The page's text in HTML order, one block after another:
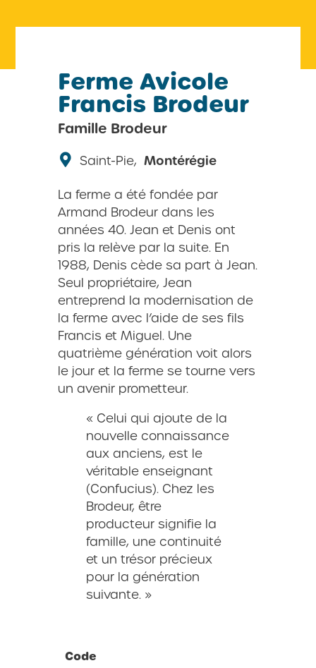
Ferme Avicole
Francis Brodeur
Famille Brodeur
Saint-Pie, Montérégie
La ferme a été fondée par
Armand Brodeur dans les
années 40. Jean et Denis ont
pris la relève par la suite. En
1988, Denis cède sa part à Jean.
Seul propriétaire, Jean
entreprend la modernisation de
la ferme avec l’aide de ses fils
Francis et Miguel. Une
quatrième génération voit alors
le jour et la ferme se tourne vers
un avenir prometteur.
« Celui qui ajoute de la
nouvelle connaissance
aux anciens, est le
véritable enseignant
(Confucius). Chez les
Brodeur, être
producteur signifie la
famille, une continuité
et un trésor précieux
pour la génération
suivante. »
Code